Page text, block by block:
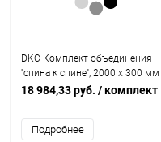
DKC Комплект объединения
''спина к спине'', 2000 x 300 мм
(R5KFRE2030M)
18 984,33 руб. / комплект
Подробнее